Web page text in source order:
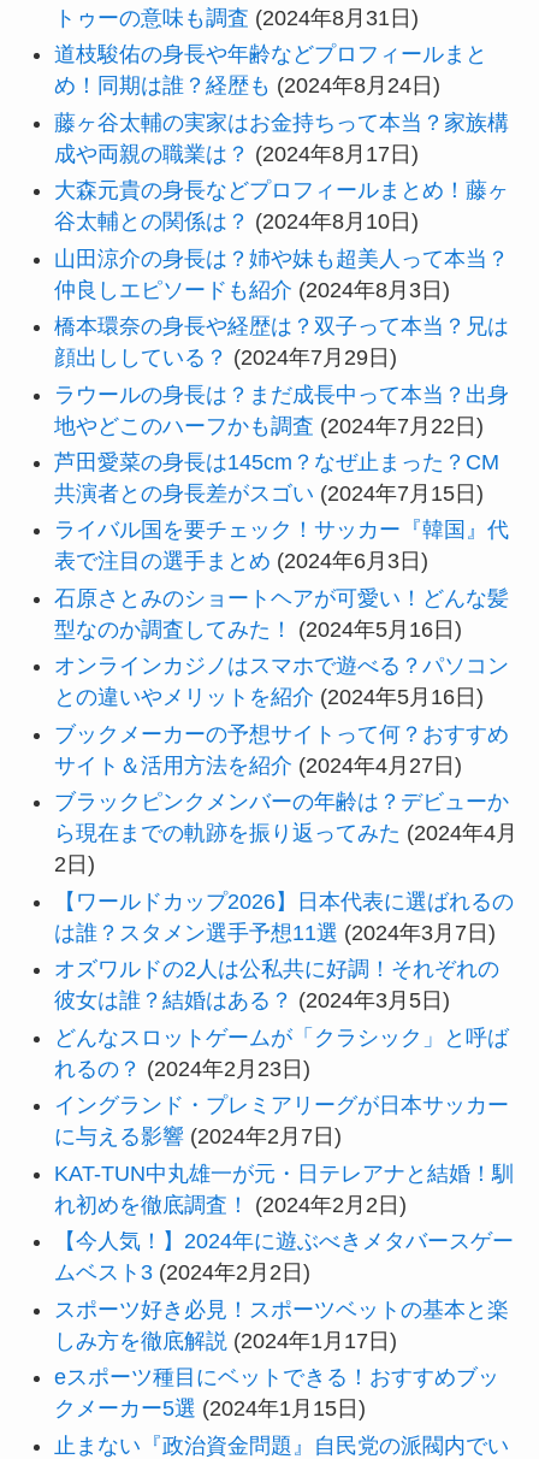
トゥーの意味も調査 (2024年8月31日)
道枝駿佑の身長や年齢などプロフィールまと
め！同期は誰？経歴も (2024年8月24日)
藤ヶ谷太輔の実家はお金持ちって本当？家族構
成や両親の職業は？ (2024年8月17日)
大森元貴の身長などプロフィールまとめ！藤ヶ
谷太輔との関係は？ (2024年8月10日)
山田涼介の身長は？姉や妹も超美人って本当？
仲良しエピソードも紹介 (2024年8月3日)
橋本環奈の身長や経歴は？双子って本当？兄は
顔出ししている？ (2024年7月29日)
ラウールの身長は？まだ成長中って本当？出身
地やどこのハーフかも調査 (2024年7月22日)
芦田愛菜の身長は145cm？なぜ止まった？CM
共演者との身長差がスゴい (2024年7月15日)
ライバル国を要チェック！サッカー『韓国』代
表で注目の選手まとめ (2024年6月3日)
石原さとみのショートヘアが可愛い！どんな髪
型なのか調査してみた！
(2024年5月16日)
オンラインカジノはスマホで遊べる？パソコン
との違いやメリットを紹介 (2024年5月16日)
ブックメーカーの予想サイトって何？おすすめ
サイト＆活用方法を紹介 (2024年4月27日)
ブラックピンクメンバーの年齢は？デビューか
ら現在までの軌跡を振り返ってみた (2024年4月
2日)
【ワールドカップ2026】日本代表に選ばれるの
は誰？スタメン選手予想11選 (2024年3月7日)
オズワルドの2人は公私共に好調！それぞれの
彼女は誰？結婚はある？ (2024年3月5日)
どんなスロットゲームが「クラシック」と呼ば
れるの？ (2024年2月23日)
イングランド・プレミアリーグが日本サッカー
に与える影響 (2024年2月7日)
KAT-TUN中丸雄一が元・日テレアナと結婚！馴
れ初めを徹底調査！
(2024年2月2日)
【今人気！】2024年に遊ぶべきメタバースゲー
ムベスト3 (2024年2月2日)
スポーツ好き必見！スポーツベットの基本と楽
しみ方を徹底解説 (2024年1月17日)
eスポーツ種目にベットできる！おすすめブッ
クメーカー5選 (2024年1月15日)
止まない『政治資金問題』自民党の派閥内でい